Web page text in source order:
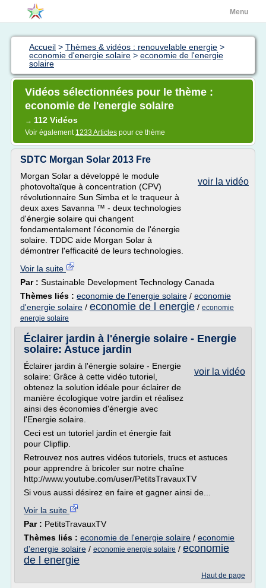
Menu
Accueil > Thèmes & vidéos : renouvelable energie >
economie d'energie solaire > economie de l'energie
solaire
Vidéos sélectionnées pour le thème :
economie de l'energie solaire
→ 112 Vidéos
Voir également 1233 Articles pour ce thème
SDTC Morgan Solar 2013 Fre
voir la vidéo
Morgan Solar a développé le module
photovoltaïque à concentration (CPV)
révolutionnaire Sun Simba et le traqueur à
deux axes Savanna ™ - deux technologies
d'énergie solaire qui changent
fondamentalement l'économie de l'énergie
solaire. TDDC aide Morgan Solar à
démontrer l'efficacité de leurs technologies.
Voir la suite
Par : Sustainable Development Technology Canada
Thèmes liés : economie de l'energie solaire / economie
d'energie solaire / economie de l energie / economie
energie solaire
Éclairer jardin à l'énergie solaire - Energie
solaire: Astuce jardin
voir la vidéo
Éclairer jardin à l'énergie solaire - Energie
solaire: Grâce à cette vidéo tutoriel,
obtenez la solution idéale pour éclairer de
manière écologique votre jardin et réalisez
ainsi des économies d'énergie avec
l'Energie solaire.
Ceci est un tutoriel jardin et énergie fait
pour Clipflip.
Retrouvez nos autres vidéos tutoriels, trucs et astuces
pour apprendre à bricoler sur notre chaîne
http://www.youtube.com/user/PetitsTravauxTV
Si vous aussi désirez en faire et gagner ainsi de...
Voir la suite
Par : PetitsTravauxTV
Thèmes liés : economie de l'energie solaire / economie
d'energie solaire / economie energie solaire / economie
de l energie
Haut de page